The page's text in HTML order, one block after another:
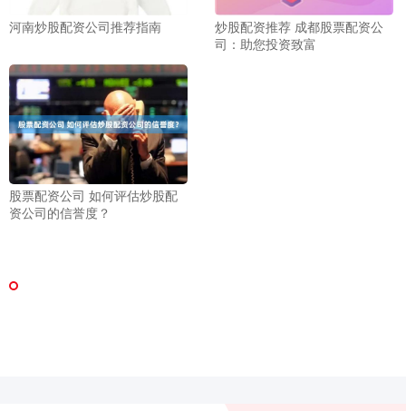
河南炒股配资公司推荐指南
炒股配资推荐 成都股票配资公
司：助您投资致富
股票配资公司 如何评估炒股配
资公司的信誉度？